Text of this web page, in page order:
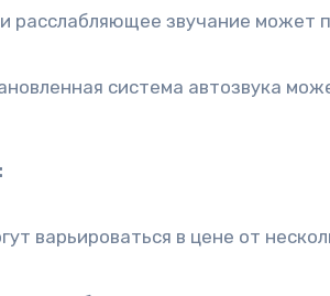
расслабляющее звучание может
система автозвука
варьироваться в цене от